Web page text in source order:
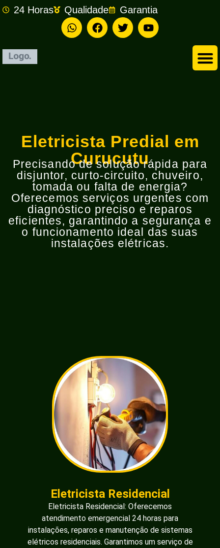
24 Horas Qualidade Garantia
Eletricista Predial em
Curucutu
Precisando de solução rápida para
disjuntor, curto-circuito, chuveiro,
tomada ou falta de energia?
Oferecemos serviços urgentes com
diagnóstico preciso e reparos
eficientes, garantindo a segurança e
o funcionamento ideal das suas
instalações elétricas.
Eletricista Residencial
Eletricista Residencial: Oferecemos
atendimento emergencial 24 horas para
instalações, reparos e manutenção de sistemas
elétricos residenciais. Garantimos um serviço de